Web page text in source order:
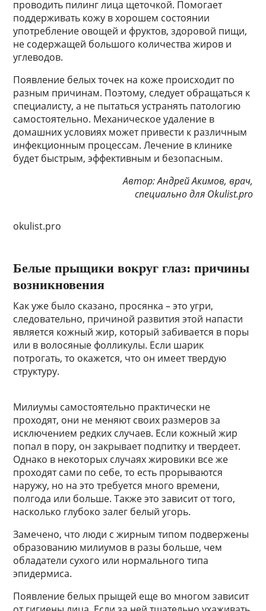
проводить пилинг лица щеточкой. Помогает
поддерживать кожу в хорошем состоянии
употребление овощей и фруктов, здоровой пищи,
не содержащей большого количества жиров и
углеводов.
Появление белых точек на коже происходит по
разным причинам. Поэтому, следует обращаться к
специалисту, а не пытаться устранять патологию
самостоятельно. Механическое удаление в
домашних условиях может привести к различным
инфекционным процессам. Лечение в клинике
будет быстрым, эффективным и безопасным.
Автор: Андрей Акимов, врач,
специально для Okulist.pro
okulist.pro
Белые прыщики вокруг глаз: причины
возникновения
Как уже было сказано, просянка – это угри,
следовательно, причиной развития этой напасти
является кожный жир, который забивается в поры
или в волосяные фолликулы. Если шарик
потрогать, то окажется, что он имеет твердую
структуру.
Милиумы самостоятельно практически не
проходят, они не меняют своих размеров за
исключением редких случаев. Если кожный жир
попал в пору, он закрывает подпитку и твердеет.
Однако в некоторых случаях жировики все же
проходят сами по себе, то есть прорываются
наружу, но на это требуется много времени,
полгода или больше. Также это зависит от того,
насколько глубоко залег белый угорь.
Замечено, что люди с жирным типом подвержены
образованию милиумов в разы больше, чем
обладатели сухого или нормального типа
эпидермиса.
Появление белых прыщей еще во многом зависит